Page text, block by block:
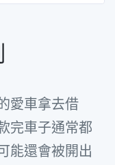
愛車拿去借
完車子通常都
能還會被開出